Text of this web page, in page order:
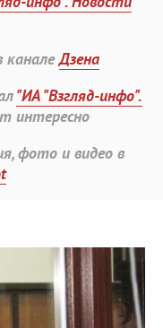
каналеДзена
"ИА "Взгляд-инфо".
интересно
фото и видео в